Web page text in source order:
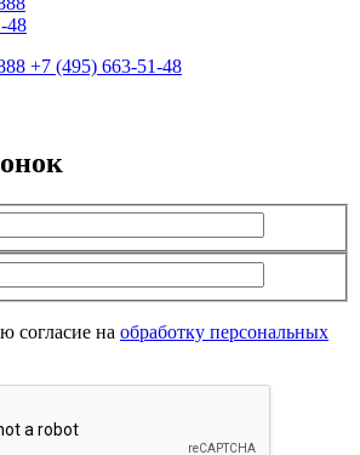
48
+7 (495) 663-51-48
согласие на обработку персональных